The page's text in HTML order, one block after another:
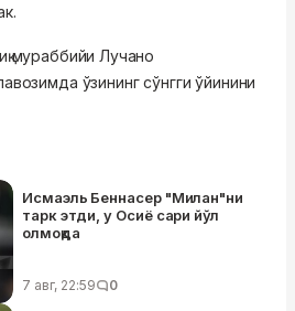
мураббийи Лучано
ўзининг сўнгги ўйинини
Исмаэль Беннасер "Милан"ни
тарк этди, у Осиё сари йўл
олмоқда
7 авг, 22:59 0